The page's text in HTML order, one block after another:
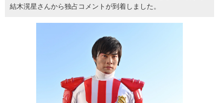
結木滉星さんから独占コメントが到着しました。